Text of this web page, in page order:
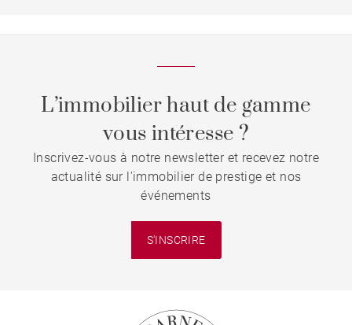
L’immobilier haut de gamme
vous intéresse ?
Inscrivez-vous à notre newsletter et recevez notre
actualité sur l'immobilier de prestige et nos
événements
S'INSCRIRE